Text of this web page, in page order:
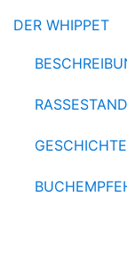
DER WHIPPET
GESCHICHTE